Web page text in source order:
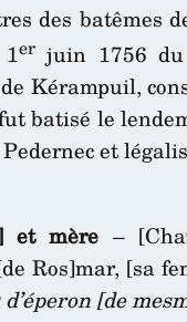
des batêmes
er juin 1756 du
Kérampuil,
batisé le
et
et mère –
Ros]mar, [sa
[de